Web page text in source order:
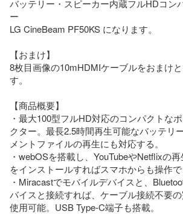
バッテリー・スピーカー内蔵フルHDコン
ー
LG CineBeam PF50KS になります。
【おまけ】
8枚目画像の10mHDMIケーブルをおまけ
す。
【商品概要】
・最大100型フルHD対応のコンパクトな
クター。最長2.5時間再生可能なバッテリ
メントファイルの再生にも対応する。
・webOSを搭載し、YouTubeやNetflixの
をインストールすればスマホからも操作で
・Miracastでモバイルデバイスと、
バイスと接続すれば、ケーブル接続不要
使用可能。USB Type-C端子も搭載。